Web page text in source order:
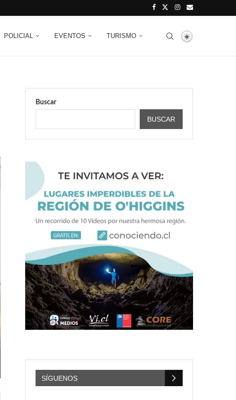
POLICIAL EVENTOS TURISMO
Buscar
BUSCAR
SÍGUENOS